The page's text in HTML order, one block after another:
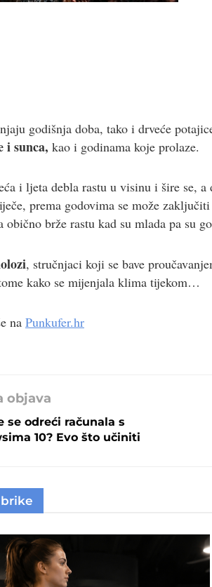
godišnja doba, tako i drveće
i sunca, kao i godinama koje prolaze.
i ljeta debla rastu u visinu i šire se,
prema godovima se može
obično brže rastu kad su mlada pa su
, stručnjaci koji se bave
kako se mijenjala klima tijekom…
na Punkufer.hr
objava
se odreći računala s
10? Evo što učiniti